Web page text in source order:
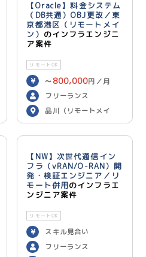
【Oracle】料金システム
（DB共通）OBJ更改／東
京都港区（リモートメイ
ン） のインフラエンジニ
ア案件
リモートOK
〜 800,000円／月
フリーランス
品川（リモートメイ
ン）
【NW】次世代通信イン
フラ（vRAN/O-RAN）開
発・検証エンジニア／リ
モート併用のインフラエ
ンジニア案件
リモートOK
スキル見合い
フリーランス